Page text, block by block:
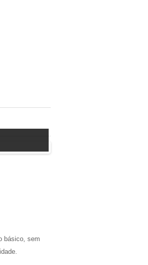
básico, sem